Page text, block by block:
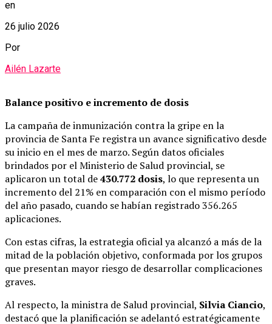
en
26 julio 2026
Por
Ailén Lazarte
Balance positivo e incremento de dosis
La campaña de inmunización contra la gripe en la
provincia de Santa Fe registra un avance significativo desde
su inicio en el mes de marzo. Según datos oficiales
brindados por el Ministerio de Salud provincial, se
aplicaron un total de430.772 dosis, lo que representa un
incremento del 21% en comparación con el mismo período
del año pasado, cuando se habían registrado 356.265
aplicaciones.
Con estas cifras, la estrategia oficial ya alcanzó a más de la
mitad de la población objetivo, conformada por los grupos
que presentan mayor riesgo de desarrollar complicaciones
graves.
Al respecto, la ministra de Salud provincial, Silvia Ciancio,
destacó que la planificación se adelantó estratégicamente